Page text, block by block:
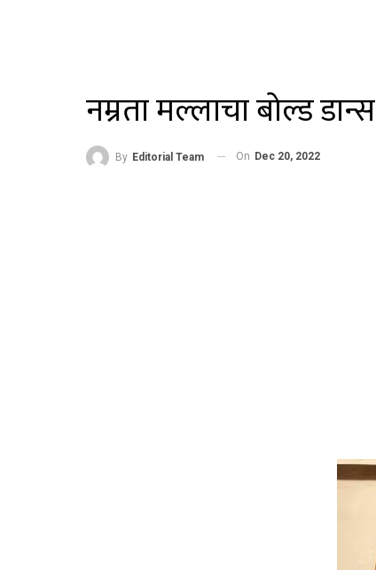
नम्रता मल्लाचा बोल्ड डान्स
By Editorial Team On Dec 20, 2022